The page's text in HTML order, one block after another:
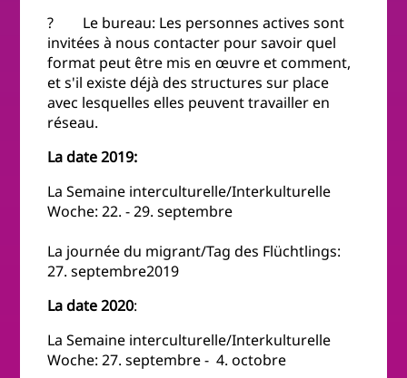
? Le bureau: Les personnes actives sont
invitées à nous contacter pour savoir quel
format peut être mis en œuvre et comment,
et s'il existe déjà des structures sur place
avec lesquelles elles peuvent travailler en
réseau.
La date 2019:
La Semaine interculturelle/Interkulturelle
Woche: 22. - 29. septembre
La journée du migrant/Tag des Flüchtlings:
27. septembre2019
La date 2020:
La Semaine interculturelle/Interkulturelle
Woche: 27. septembre - 4. octobre